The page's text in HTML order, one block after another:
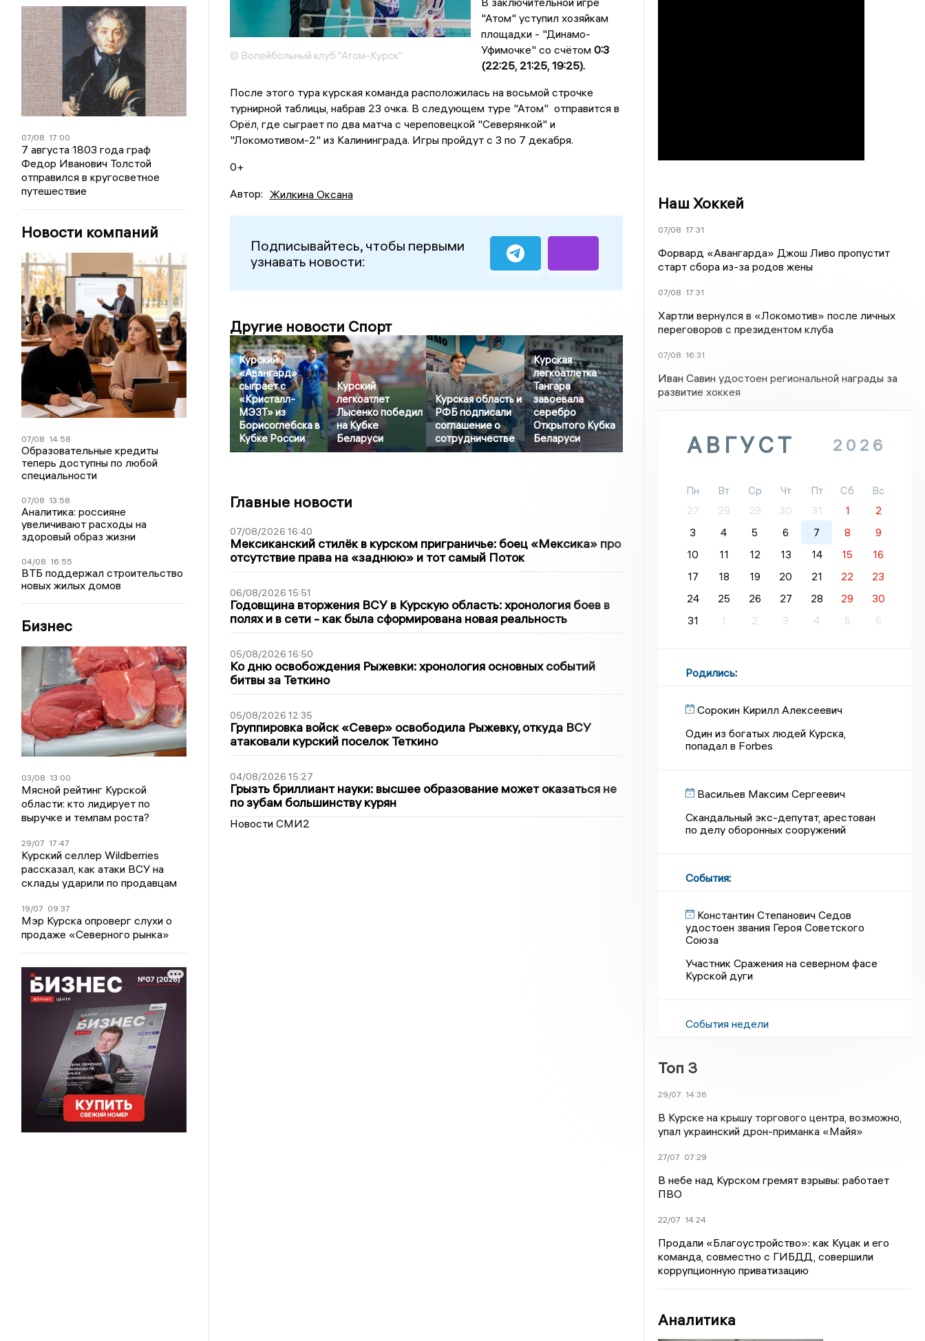
07/08 17:00
7 августа 1803 года граф
Федор Иванович Толстой
отправился в кругосветное
путешествие
Новости компаний
07/08 14:58
Образовательные кредиты
теперь доступны по любой
специальности
07/08 13:58
Аналитика: россияне
увеличивают расходы на
здоровый образ жизни
04/08 16:55
ВТБ поддержал строительство
новых жилых домов
Бизнес
03/08 13:00
Мясной рейтинг Курской
области: кто лидирует по
выручке и темпам роста?
29/07 17:47
Курский селлер Wildberries
рассказал, как атаки ВСУ на
склады ударили по продавцам
19/07 09:37
Мэр Курска опроверг слухи о
продаже «Северного рынка»
© Волейбольный клуб "Атом-Курск"
"Атом" уступил хозяйкам
площадки - "Динамо-
Уфимочке" со счётом0:3
(22:25, 21:25, 19:25).
После этого тура курская команда расположилась на восьмой строчке
турнирной таблицы, набрав 23 очка. В следующем туре "Атом" отправится в
Орёл, где сыграет по два матча с череповецкой "Северянкой" и
"Локомотивом-2" из Калининграда. Игры пройдут с 3 по 7 декабря.
0+
Автор: Жилкина Оксана
Подписывайтесь, чтобы первыми
узнавать новости:
Другие новости Спорт
Курский
«Авангард»
сыграет с
«Кристалл-
МЭЗТ» из
Борисоглебска в
Кубке России
Курский
легкоатлет
Лысенко победил
на Кубке
Беларуси
Курская область и
РФБ подписали
соглашение о
сотрудничестве
Курская
легкоатлетка
Тангара
завоевала
серебро
Открытого Кубка
Беларуси
Главные новости
07/08/2026 16:40
Мексиканский стилёк в курском приграничье: боец «Мексика» про
отсутствие права на «заднюю» и тот самый Поток
06/08/2026 15:51
Годовщина вторжения ВСУ в Курскую область: хронология боев в
полях и в сети - как была сформирована новая реальность
05/08/2026 16:50
Ко дню освобождения Рыжевки: хронология основных событий
битвы за Теткино
05/08/2026 12:35
Группировка войск «Север» освободила Рыжевку, откуда ВСУ
атаковали курский поселок Теткино
04/08/2026 15:27
Грызть бриллиант науки: высшее образование может оказаться не
по зубам большинству курян
Новости СМИ2
Наш Хоккей
07/08 17:31
Форвард «Авангарда» Джош Ливо пропустит
старт сбора из-за родов жены
07/08 17:31
Хартли вернулся в «Локомотив» после личных
переговоров с президентом клуба
07/08 16:31
Иван Савин удостоен региональной награды за
развитие хоккея
АВГУСТ 2026
Пн Вт Ср Чт Пт Сб
Вс
27
28 29 30 31 1
2
3
4 5 6 7 8
9
10
11 12 13 14 15
16
17
18 19 20 21 22
23
24
25 26 27 28 29
30
31
1 2 3 4 5 6
Родились:
Сорокин Кирилл Алексеевич
Один из богатых людей Курска,
попадал в Forbes
Васильев Максим Сергеевич
Скандальный экс-депутат, арестован
по делу оборонных сооружений
События:
Константин Степанович Седов
удостоен звания Героя Советского
Союза
Участник Сражения на северном фасе
Курской дуги
События недели
Топ 3
29/07 14:36
В Курске на крышу торгового центра, возможно,
упал украинский дрон-приманка «Майя»
27/07 07:29
В небе над Курском гремят взрывы: работает
ПВО
22/07 14:24
Продали «Благоустройство»: как Куцак и его
команда, совместно с ГИБДД, совершили
коррупционную приватизацию
Аналитика